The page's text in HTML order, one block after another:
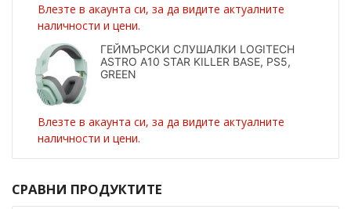
Влезте в акаунта си, за да видите актуалните
наличности и цени.
ГЕЙМЪРСКИ СЛУШАЛКИ LOGITECH
ASTRO A10 STAR KILLER BASE, PS5,
GREEN
Влезте в акаунта си, за да видите актуалните
наличности и цени.
СРАВНИ ПРОДУКТИТЕ